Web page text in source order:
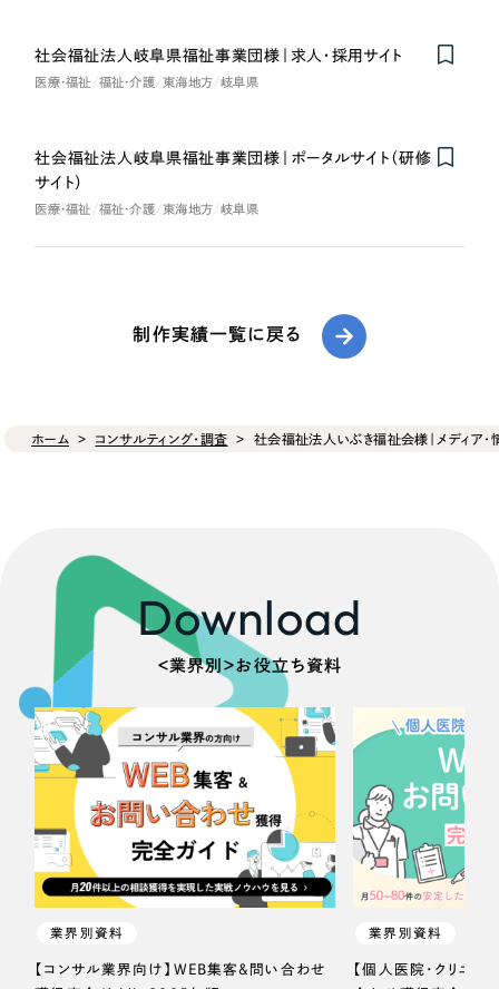
社会福祉法人岐阜県福祉事業団様｜求人・採用サイト
医療・福祉 福祉・介護 東海地方 岐阜県
社会福祉法人岐阜県福祉事業団様｜ポータルサイト（研修
サイト）
医療・福祉 福祉・介護 東海地方 岐阜県
制作実績一覧に戻る
ホーム コンサルティング・調査 社会福祉法人いぶき福祉会様｜メディア・
Download
＜業界別＞お役立ち資料
業界別資料
【コンサル業界向け】WEB集客＆問い合わせ
業界別資料
【個人医院・クリニッ